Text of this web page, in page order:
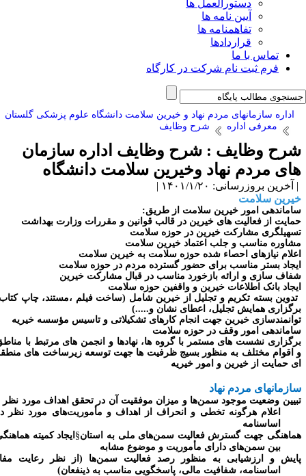
دستورالعمل ها
آیین نامه ها
تفاهمنامه ها
قراردادها
تماس با ما
فرم ثبت نام شرکت در کارگاه
اداره سازمانهای مردم نهاد و خیرین سلامت دانشگاه علوم پزشکی گلستان
معرفی اداره
شرح وظایف
وظایف : شرح وظایف اداره سازمان
مردم نهاد وخیرین سلامت دانشگاه
بروزرسانی: ۱۴۰۱/۱/۲۰ |
سلامت
امور خیرین سلامت از طریق:
از فعالیت های خیرین در قالب قوانین و مقررات وزارت بهداشت
مشارکت خیرین در حوزه سلامت
مناسب و جلب اعتماد خیرین سلامت
نیازهای احصاء شده حوزه سلامت به خیرین سلامت
بستر مناسب برای حضور گسترده مردم در حوزه سلامت
سازی و ارائه بازخورد مناسب در قبال مشارکت خیرین
بانک اطلاعات خیرین و واقفین حوزه سلامت
بسته تکریم و تجلیل از خیرین شامل (ساخت فیلم ،مستند، چاپ کتاب،
همایش تجلیل، اعطای نشان و.....)
خیرین جهت انجام کارهای تشکیلاتی و تاسیس مؤسسه خیریه
امور وقف در حوزه سلامت
نشست های مستمر با گروه ها، نهادها و انجمن های مرتبط با مناطق
اقوام مختلف به منظور بسیج ظرفیت ها جهت توسعه زیرساخت های منطقه
حمایت از خیرین و امور خیریه
مردم نهاد
وضعیت موجود سمن‌ها و میزان موفقیت آن در تحقق اهداف مورد نظر و
اعلام هرگونه تخطی و انحراف از اهداف و مأموریت‌های مورد نظر در
اساسنامه
جهت گسترش فعالیت سمن‌های ملی به استان§ایجاد کمیته هماهنگی
بین سمن‌های دارای مأموریت و موضوع مشابه
و ارزشیابی به منظور رصد فعالیت سمن‌ها (از نظر رعایت مفاد
اساسنامه، شفافیت مالی، پاسخگویی مناسب به ذینفعان)